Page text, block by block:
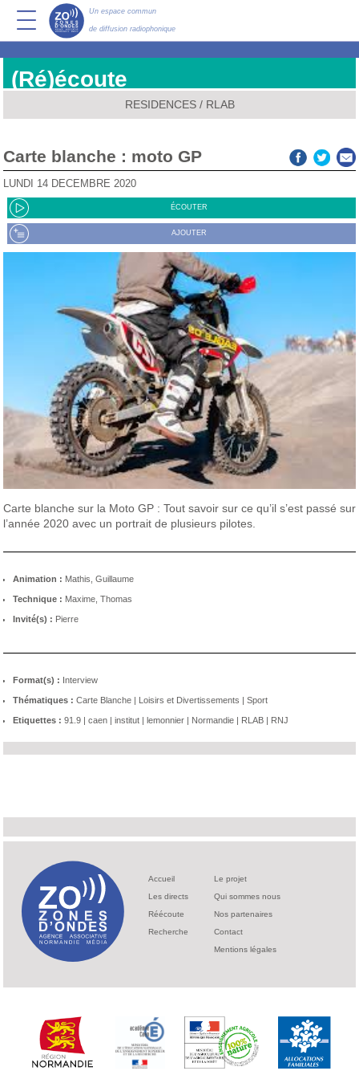
Un espace commun
de diffusion radiophonique
(Ré)écoute
RESIDENCES/ RLAB
Carte blanche : moto GP
LUNDI 14 DÉCEMBRE 2020
ÉCOUTER
AJOUTER
Carte blanche sur la Moto GP : Tout savoir sur ce qu’il s’est passé sur
l’année 2020 avec un portrait de plusieurs pilotes.
Animation : Mathis, Guillaume
Technique : Maxime, Thomas
Invité(s) : Pierre
Format(s) : Interview
Thématiques : Carte Blanche Loisirs et Divertissements Sport
Etiquettes : 91.9 caen institut lemonnier Normandie RLAB RNJ
Accueil
Les directs
Réécoute
Recherche
Le projet
Qui sommes nous
Nos partenaires
Contact
Mentions légales